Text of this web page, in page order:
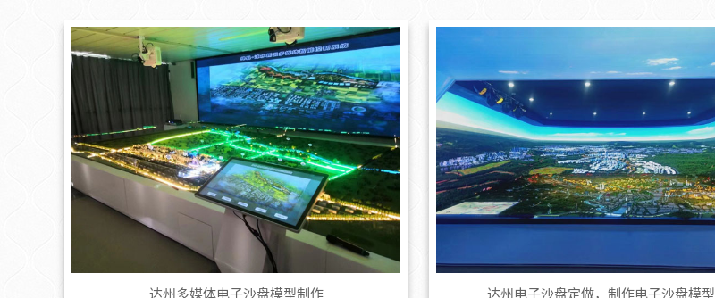
达州多媒体电子沙盘模型制作 达州电子沙盘定做，制作电子沙盘模型